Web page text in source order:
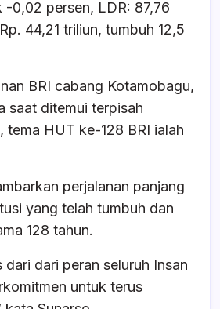
-0,02 persen, LDR: 87,76
44,21 triliun, tumbuh 12,5
BRI cabang Kotamobagu,
saat ditemui terpisah
tema HUT ke-128 BRI ialah
perjalanan panjang
yang telah tumbuh dan
128 tahun.
dari dari peran seluruh Insan
untuk terus